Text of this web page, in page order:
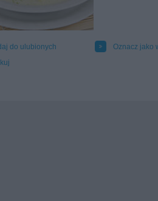
do ulubionych
Oznacz jako